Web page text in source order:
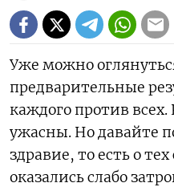
Уже можно
предварительные
каждого против
ужасны. Но давайте
здравие, то есть о
оказались слабо